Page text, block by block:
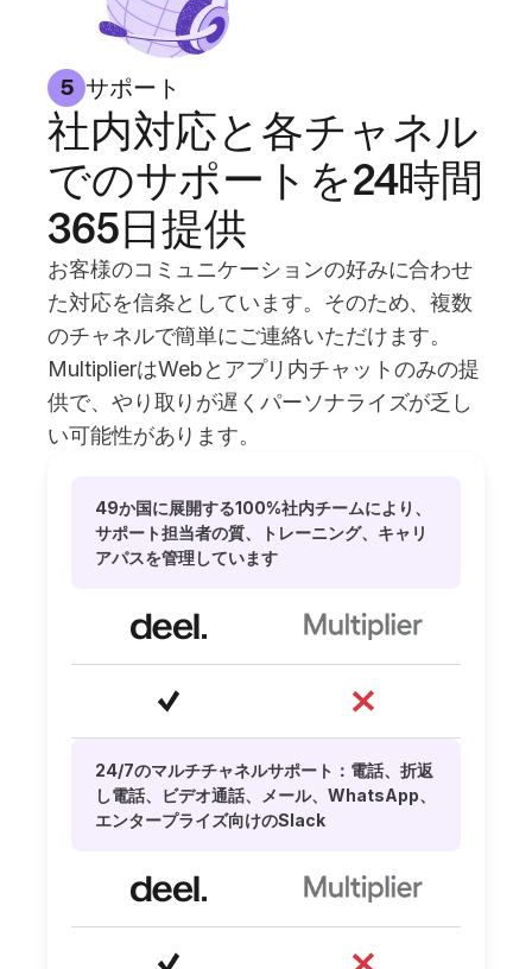
5 サポート
社内対応と各チャネル
でのサポートを24時間
365日提供
お客様のコミュニケーションの好みに合わせ
た対応を信条としています。そのため、複数
のチャネルで簡単にご連絡いただけます。
MultiplierはWebとアプリ内チャットのみの提
供で、やり取りが遅くパーソナライズが乏し
い可能性があります。
49か国に展開する100%社内チームにより、
サポート担当者の質、トレーニング、キャリ
アパスを管理しています
24/7のマルチチャネルサポート：電話、折返
し電話、ビデオ通話、メール、WhatsApp、
エンタープライズ向けのSlack